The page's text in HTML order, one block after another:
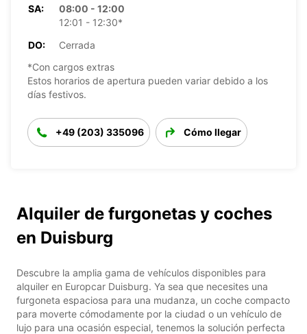
SA:
08:00 - 12:00
12:01 - 12:30*
DO:
Cerrada
*Con cargos extras
Estos horarios de apertura pueden variar debido a los
días festivos.
+49 (203) 335096 Cómo llegar
Alquiler de furgonetas y coches
en Duisburg
Descubre la amplia gama de vehículos disponibles para
alquiler en Europcar Duisburg. Ya sea que necesites una
furgoneta espaciosa para una mudanza, un coche compacto
para moverte cómodamente por la ciudad o un vehículo de
lujo para una ocasión especial, tenemos la solución perfecta